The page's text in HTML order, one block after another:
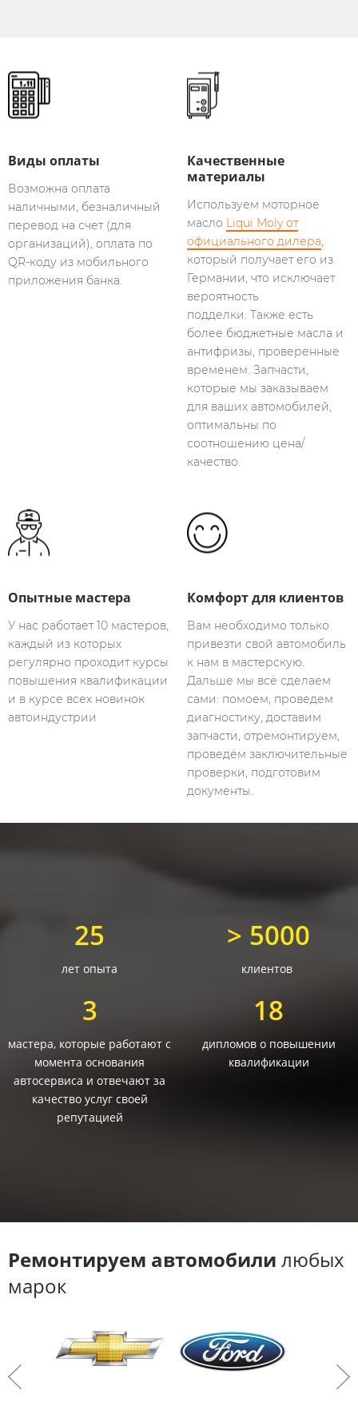
Виды оплаты​​​
Возможна оплата
наличными, безналичный
перевод на счет (для
организаций), оплата по
QR-коду из мобильного
приложения банка.
Качественные
материалы
Используем моторное
масло Liqui Moly от
официального дилера
который получает его из
Германии, что исключает
вероятность
подделки. Также есть
более бюджетные масла и
антифризы, проверенные
временем. Запчасти,
которые мы заказываем
для ваших автомобилей,
оптимальны по
соотношению цена/
качество.
Опытные мастера​
У нас работает 10 мастеров,
каждый из которых
регулярно проходит курсы
повышения квалификации
и в курсе всех новинок
автоиндустрии
Комфорт для клиентов​
Вам необходимо только
привезти свой автомобиль
к нам в мастерскую.
Дальше мы всё сделаем
сами: помоем, проведем
диагностику, доставим
запчасти, отремонтируем,
проведём заключительные
проверки, подготовим
документы.
25
лет опыта
> 5000
клиентов
3
мастера, которые работают с
момента основания
автосервиса и отвечают за
качество услуг своей
репутацией
18
дипломов о повышении
квалификации
Ремонтируем автомобили любых
марок​